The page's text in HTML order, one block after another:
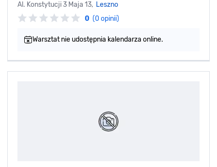
Al. Konstytucji 3 Maja 13, Leszno
0 (0 opinii)
Warsztat nie udostępnia kalendarza online.